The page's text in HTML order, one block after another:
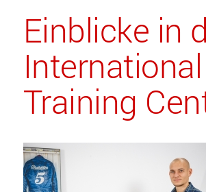
Einblicke in
International
Training